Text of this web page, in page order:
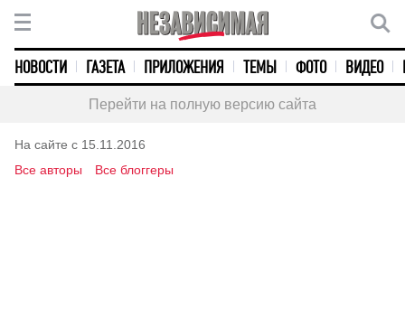
НОВОСТИ ГАЗЕТА ПРИЛОЖЕНИЯ ТЕМЫ ФОТО ВИДЕО
Перейти на полную версию сайта
На сайте с 15.11.2016
Все авторы
Все блоггеры